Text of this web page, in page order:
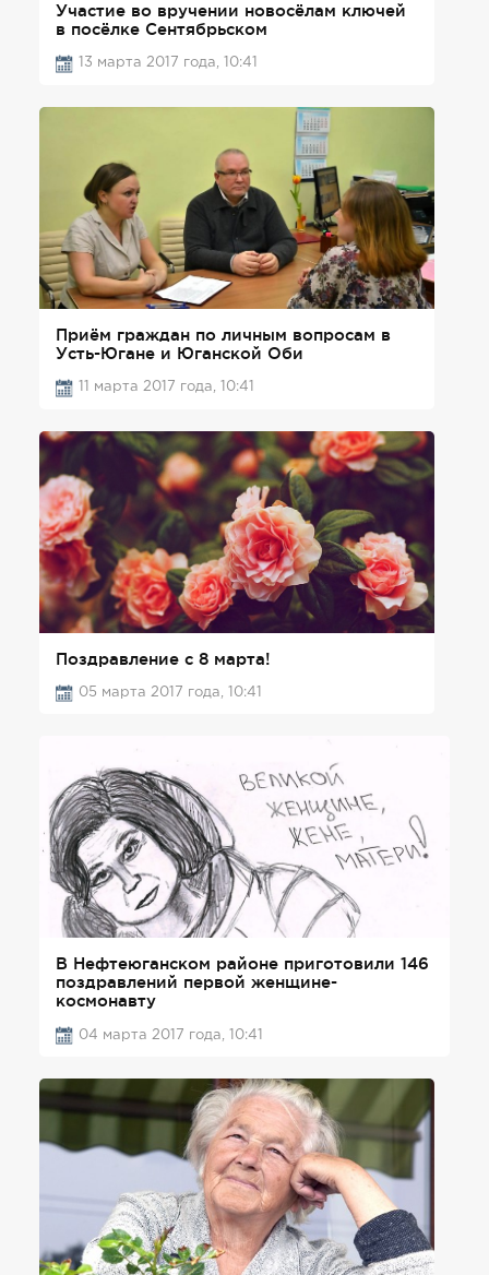
Участие во вручении новосёлам ключей
в посёлке Сентябрьском
13 марта 2017 года, 10:41
Приём граждан по личным вопросам в
Усть-Югане и Юганской Оби
11 марта 2017 года, 10:41
Поздравление с 8 марта!
05 марта 2017 года, 10:41
В Нефтеюганском районе приготовили 146
поздравлений первой женщине-
космонавту
04 марта 2017 года, 10:41